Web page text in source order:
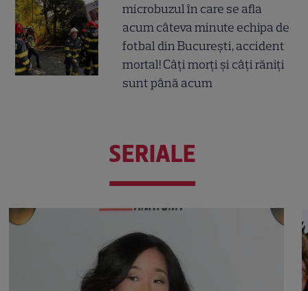
microbuzul în care se afla
acum câteva minute echipa de
fotbal din București, accident
mortal! Câți morți și câți răniți
sunt până acum
SERIALE